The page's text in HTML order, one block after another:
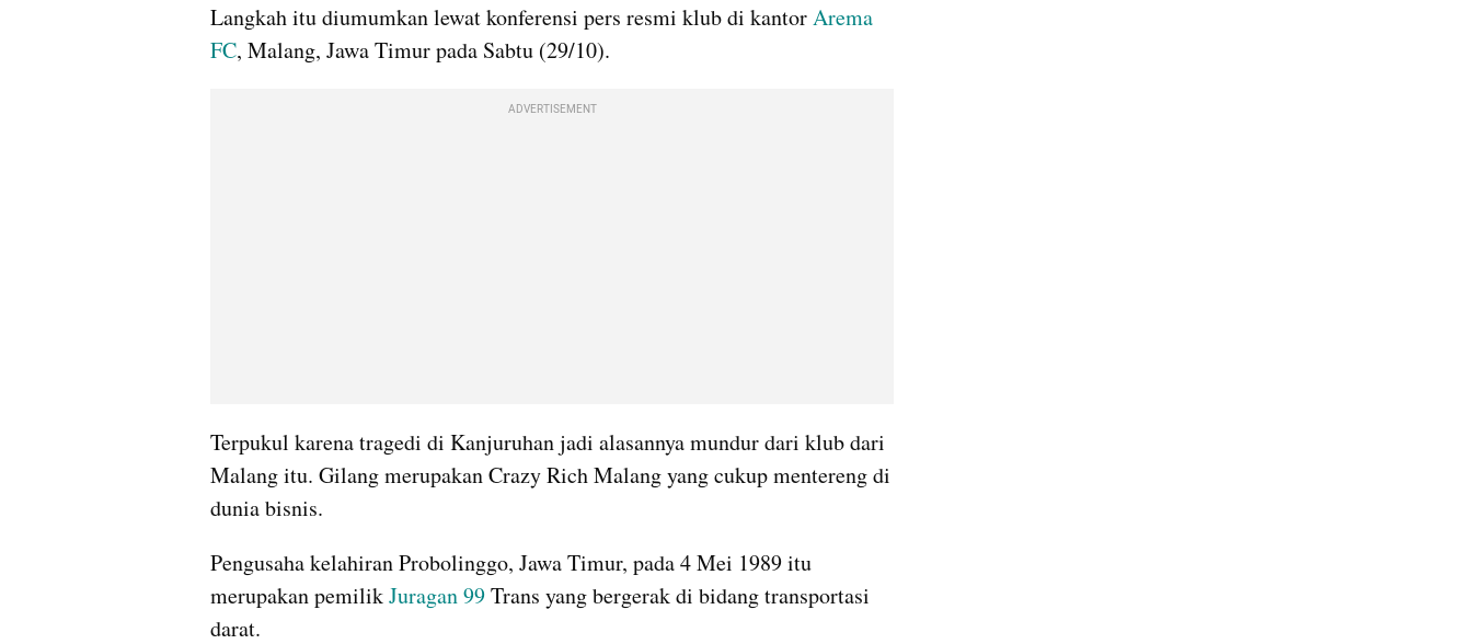
Langkah itu diumumkan lewat konferensi pers resmi klub di kantor Arema
FC, Malang, Jawa Timur pada Sabtu (29/10).
ADVERTISEMENT
Terpukul karena tragedi di Kanjuruhan jadi alasannya mundur dari klub dari
Malang itu. Gilang merupakan Crazy Rich Malang yang cukup mentereng di
dunia bisnis.
Pengusaha kelahiran Probolinggo, Jawa Timur, pada 4 Mei 1989 itu
merupakan pemilik Juragan 99 Trans yang bergerak di bidang transportasi
darat.